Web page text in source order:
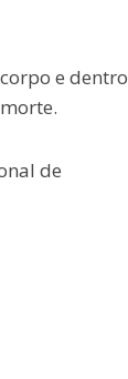
e dentro
de